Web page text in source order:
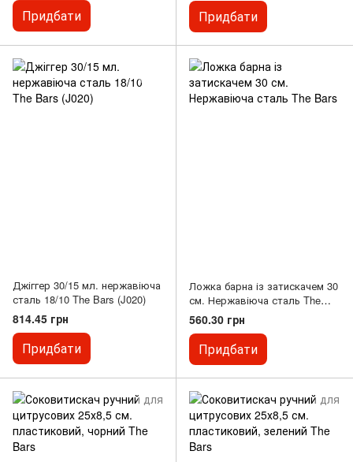
Придбати Придбати
Джіггер 30/15 мл. нержавіюча
сталь 18/10 The Bars (J020)
814.45 грн
Придбати
Ложка барна із затискачем 30
см. Нержавіюча сталь The
Bars
560.30 грн
Придбати